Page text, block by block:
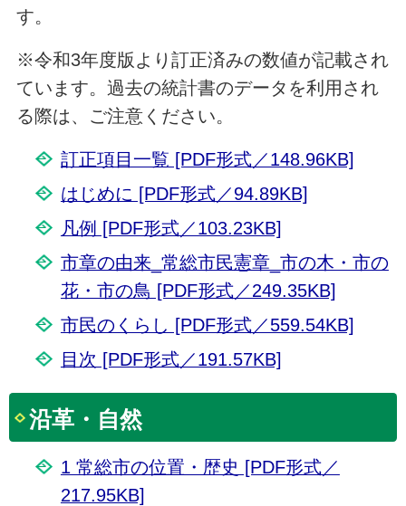
す。
※令和3年度版より訂正済みの数値が記載され
ています。過去の統計書のデータを利用され
る際は、ご注意ください。
訂正項目一覧 [PDF形式／148.96KB]
はじめに [PDF形式／94.89KB]
凡例 [PDF形式／103.23KB]
市章の由来_常総市民憲章_市の木・市の
花・市の鳥 [PDF形式／249.35KB]
市民のくらし [PDF形式／559.54KB]
目次 [PDF形式／191.57KB]
沿革・自然
1 常総市の位置・歴史 [PDF形式／
217.95KB]